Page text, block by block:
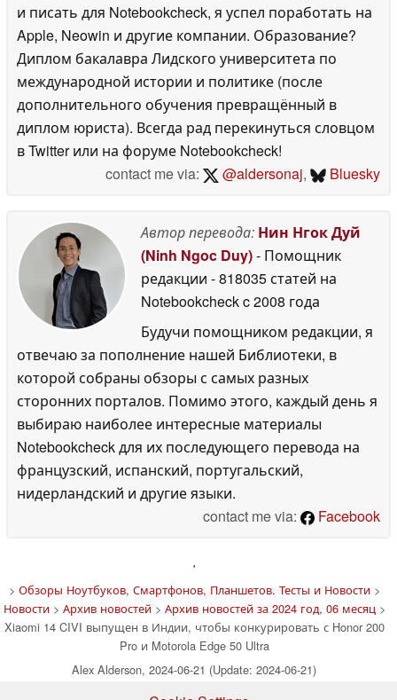
и писать для Notebookcheck, я успел поработать на
Apple, Neowin и другие компании. Образование?
Диплом бакалавра Лидского университета по
международной истории и политике (после
дополнительного обучения превращённый в
диплом юриста). Всегда рад перекинуться словцом
в Twitter или на форуме Notebookcheck!
contact me via:
@aldersonaj, Bluesky
Автор перевода: Нин Нгок Дуй
(Ninh Ngoc Duy)- Помощник
редакции - 818035 статей на
Notebookcheckc 2008 года
Будучи помощником редакции, я
отвечаю за пополнение нашей Библиотеки, в
которой собраны обзоры с самых разных
сторонних порталов. Помимо этого, каждый день я
выбираю наиболее интересные материалы
Notebookcheck для их последующего перевода на
французский, испанский, португальский,
нидерландский и другие языки.
contact me via:
Facebook
'
> Обзоры Ноутбуков, Смартфонов, Планшетов. Тесты и Новости>
Новости> Архив новостей> Архив новостей за 2024 год, 06 месяц>
Xiaomi 14 CIVI выпущен в Индии, чтобы конкурировать с Honor 200
Pro и Motorola Edge 50 Ultra
Alex Alderson, 2024-06-21 (Update: 2024-06-21)